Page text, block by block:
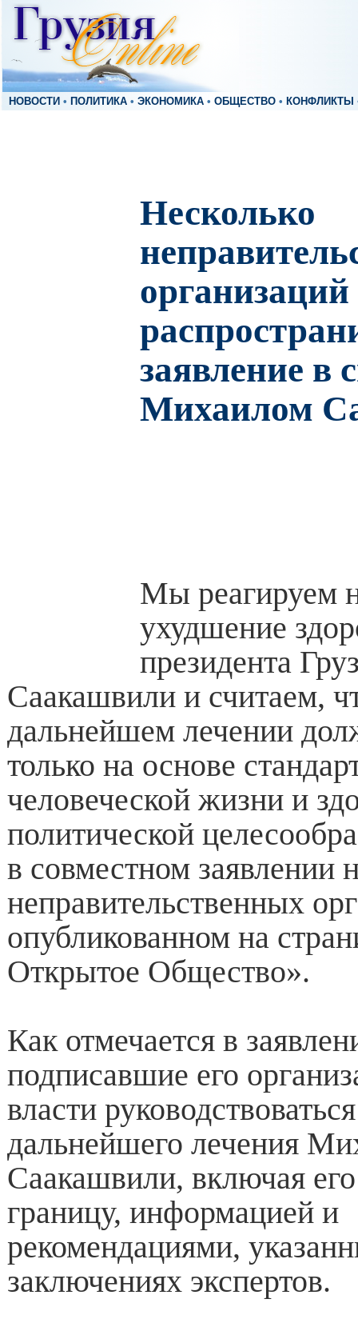
НОВОСТИ • ПОЛИТИКА • ЭКОНОМИКА • ОБЩЕСТВО • КОНФЛИКТЫ
Несколько
организаций
заявление в
Михаилом
Мы реагируем
ухудшение
президента
Саакашвили и считаем,
дальнейшем лечении
только на основе
человеческой жизни и
политической
в совместном заявлении
неправительственных
опубликованном на
Открытое Общество».
Как отмечается в
подписавшие его
власти
дальнейшего лечения
Саакашвили, включая
границу, информацией и
рекомендациями,
заключениях экспертов.